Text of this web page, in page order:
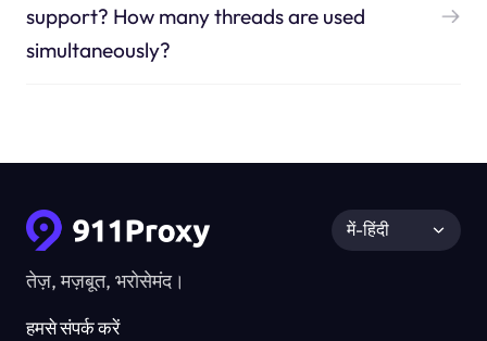
support? How many threads are used
simultaneously?
तेज़, मज़बूत, भरोसेमंद।
हमसे संपर्क करें
में-हिंदी